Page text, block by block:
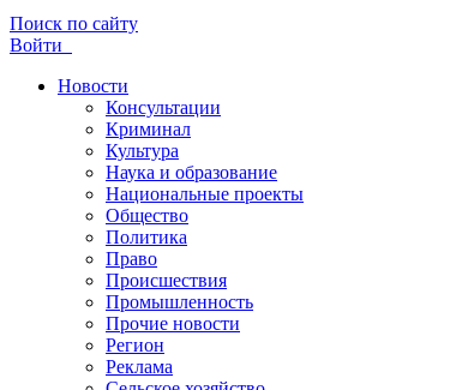
Поиск по сайту
Войти
Новости
Консультации
Криминал
Культура
Наука и образование
Национальные проекты
Общество
Политика
Право
Происшествия
Промышленность
Прочие новости
Регион
Реклама